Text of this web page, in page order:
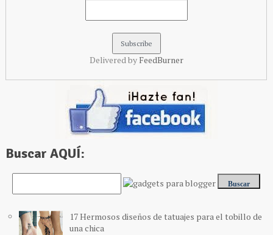
Delivered by FeedBurner
Buscar AQUÍ:
17 Hermosos diseños de tatuajes para el tobillo de
una chica